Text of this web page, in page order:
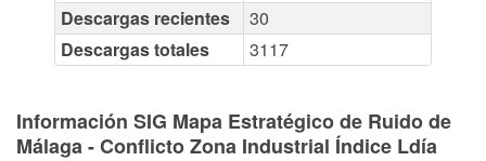
Descargas recientes
30
Descargas totales
3117
Información SIG Mapa Estratégico de Ruido de
Málaga - Conflicto Zona Industrial Índice Ldía